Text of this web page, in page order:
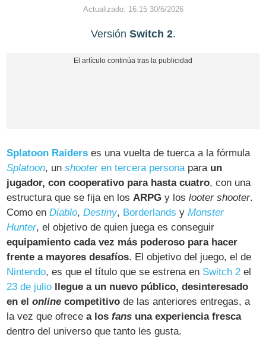
Actualizado: 16:15 30/6/2026
Versión Switch 2.
Splatoon Raiders es una vuelta de tuerca a la fórmula
Splatoon, unshooteren tercera personapara un
jugador, con cooperativo para hasta cuatro, con una
estructura que se fija en losARPG y loslooter shooter.
Como enDiablo,Destiny, Borderlands yMonster
Hunter, el objetivo de quien juega es conseguir
equipamiento cada vez más poderoso para hacer
frente a mayores desafíos. El objetivo del juego, el de
Nintendo, es que el título que se estrena en Switch 2 el
23 de julio llegue a un nuevo público, desinteresado
en elonline competitivo de las anteriores entregas, a
la vez que ofrecea losfans una experiencia fresca
dentro del universo que tanto les gusta.